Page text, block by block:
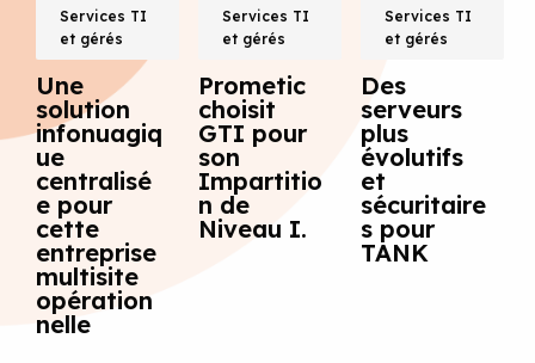
Services TI
et gérés
Une
solution
infonuagiq
ue
centralisé
e pour
cette
entreprise
multisite
opération
nelle
Services TI
et gérés
Prometic
choisit
GTI pour
son
Impartitio
n de
Niveau I.
Services TI
et gérés
Des
serveurs
plus
évolutifs
et
sécuritaire
s pour
TANK